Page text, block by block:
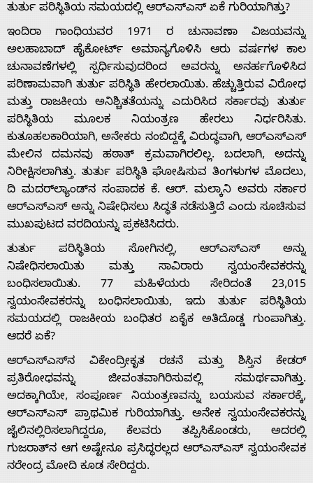
Home
About
Us
Advertise
With
s
Contact
ತುರ್ತು ಪರಿಸ್ಥಿತಿಯ ಸಮಯದಲ್ಲಿ ಆರ್‌ಎಸ್‌ಎಸ್ ಏಕೆ ಗುರಿಯಾಗಿತ್ತು?
ಇಂದಿರಾ ಗಾಂಧಿಯವರ 1971 ರ ಚುನಾವಣಾ ವಿಜಯವನ್ನು
ಅಲಹಾಬಾದ್ ಹೈಕೋರ್ಟ್ ಅಮಾನ್ಯಗೊಳಿಸಿ ಆರು ವರ್ಷಗಳ ಕಾಲ
ಚುನಾವಣೆಗಳಲ್ಲಿ ಸ್ಪರ್ಧಿಸುವುದರಿಂದ ಅವರನ್ನು ಅನರ್ಹಗೊಳಿಸಿದ
ಪರಿಣಾಮವಾಗಿ ತುರ್ತು ಪರಿಸ್ಥಿತಿ ಹೇರಲಾಯಿತು. ಹೆಚ್ಚುತ್ತಿರುವ ವಿರೋಧ
ಮತ್ತು ರಾಜಕೀಯ ಅನಿಶ್ಚಿತತೆಯನ್ನು ಎದುರಿಸಿದ ಸರ್ಕಾರವು ತುರ್ತು
ಪರಿಸ್ಥಿತಿಯ ಮೂಲಕ ನಿಯಂತ್ರಣ ಹೇರಲು ನಿರ್ಧರಿಸಿತು.
ಕುತೂಹಲಕಾರಿಯಾಗಿ, ಅನೇಕರು ನಂಬಿದ್ದಕ್ಕೆ ವಿರುದ್ಧವಾಗಿ, ಆರ್‌ಎಸ್‌ಎಸ್
ಮೇಲಿನ ದಮನವು ಹಠಾತ್ ಕ್ರಮವಾಗಿರಲಿಲ್ಲ. ಬದಲಾಗಿ, ಅದನ್ನು
ನಿರೀಕ್ಷಿಸಲಾಗಿತ್ತು. ತುರ್ತು ಪರಿಸ್ಥಿತಿ ಘೋಷಿಸುವ ತಿಂಗಳುಗಳ ಮೊದಲು,
ದಿ ಮದರ್‌ಲ್ಯಾಂಡ್‌ನ ಸಂಪಾದಕ ಕೆ. ಆರ್. ಮಲ್ಕಾನಿ ಅವರು ಸರ್ಕಾರ
ಆರ್‌ಎಸ್‌ಎಸ್ ಅನ್ನು ನಿಷೇಧಿಸಲು ಸಿದ್ಧತೆ ನಡೆಸುತ್ತಿದೆ ಎಂದು ಸೂಚಿಸುವ
ಮುಖಪುಟದ ವರದಿಯನ್ನು ಪ್ರಕಟಿಸಿದರು.
ತುರ್ತು ಪರಿಸ್ಥಿತಿಯ ಸೋಗಿನಲ್ಲಿ, ಆರ್‌ಎಸ್‌ಎಸ್ ಅನ್ನು
ನಿಷೇಧಿಸಲಾಯಿತು ಮತ್ತು ಸಾವಿರಾರು ಸ್ವಯಂಸೇವಕರನ್ನು
ಬಂಧಿಸಲಾಯಿತು. 77 ಮಹಿಳೆಯರು ಸೇರಿದಂತೆ 23,015
ಸ್ವಯಂಸೇವಕರನ್ನು ಬಂಧಿಸಲಾಯಿತು, ಇದು ತುರ್ತು ಪರಿಸ್ಥಿತಿಯ
ಸಮಯದಲ್ಲಿ ರಾಜಕೀಯ ಬಂಧಿತರ ಏಕೈಕ ಅತಿದೊಡ್ಡ ಗುಂಪಾಗಿತ್ತು.
ಆದರೆ ಏಕೆ?
ಆರ್‌ಎಸ್‌ಎಸ್‌ನ ವಿಕೇಂದ್ರೀಕೃತ ರಚನೆ ಮತ್ತು ಶಿಸ್ತಿನ ಕೇಡರ್
ಪ್ರತಿರೋಧವನ್ನು ಜೀವಂತವಾಗಿರಿಸುವಲ್ಲಿ ಸಮರ್ಥವಾಗಿತ್ತು.
ಅದಕ್ಕಾಗಿಯೇ, ಸಂಪೂರ್ಣ ನಿಯಂತ್ರಣವನ್ನು ಬಯಸುವ ಸರ್ಕಾರಕ್ಕೆ,
ಆರ್‌ಎಸ್‌ಎಸ್ ಪ್ರಾಥಮಿಕ ಗುರಿಯಾಗಿತ್ತು. ಅನೇಕ ಸ್ವಯಂಸೇವಕರನ್ನು
ಜೈಲಿನಲ್ಲಿರಿಸಲಾಗಿದ್ದರೂ, ಕೆಲವರು ತಪ್ಪಿಸಿಕೊಂಡರು, ಅದರಲ್ಲಿ
ಗುಜರಾತ್‌ನ ಆಗ ಅಷ್ಟೇನೂ ಪ್ರಸಿದ್ಧರಲ್ಲದ ಆರ್‌ಎಸ್‌ಎಸ್ ಸ್ವಯಂಸೇವಕ
ನರೇಂದ್ರ ಮೋದಿ ಕೂಡ ಸೇರಿದ್ದರು.